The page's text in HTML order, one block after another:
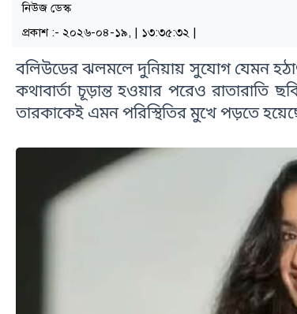
নিউজ ডেস্ক
প্রকাশ :- ২০২৬-০৪-১৯, | ১৩:৩৫:৩২ |
বলিউডের ঝলমলে দুনিয়ায় সুযোগ যেমন
কথাবার্তা চূড়ান্ত হওয়ার পরেও রাতারাতি
তারকাকেই এমন পরিস্থিতির মুখে পড়তে